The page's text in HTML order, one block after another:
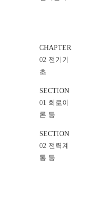
CHAPTER
02 전기기
초
SECTION
01 회로이
론 등
SECTION
02 전력계
통 등